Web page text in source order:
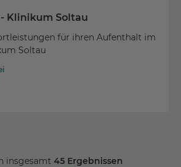
Klinikum Soltau
für ihren Aufenthalt im
Soltau
insgesamt 45 Ergebnissen